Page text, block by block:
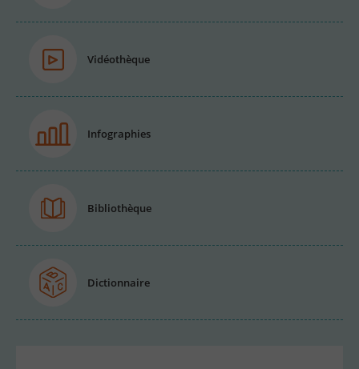
Vidéothèque
Infographies
Bibliothèque
Dictionnaire